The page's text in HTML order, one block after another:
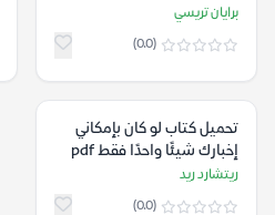
برايان تريسي
(0.0)
تحميل كتاب لو كان بإمكاني
إخبارك شيئًا واحدًا فقط pdf
ريتشارد ريد
(0.0)